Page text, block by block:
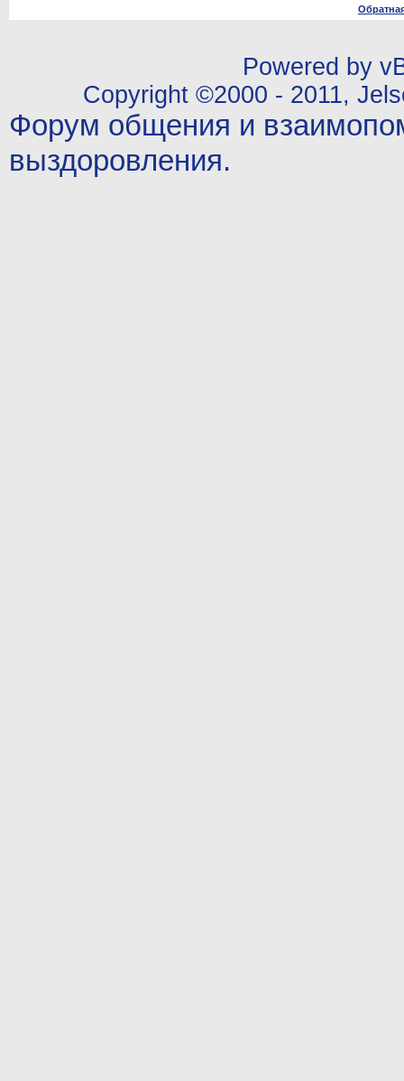
Powered by
Copyright ©2000 - 2011,
Форум общения и
выздоровления.